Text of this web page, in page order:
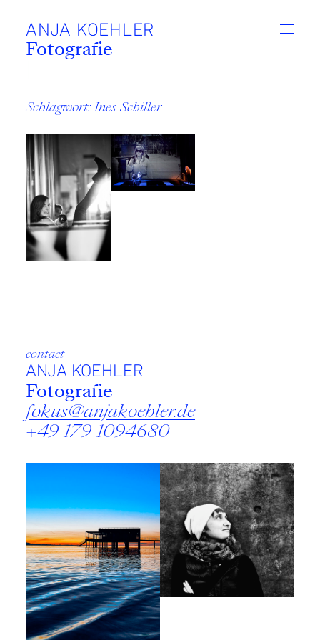
ANJA KOEHLER
Fotografie
Schlagwort:Ines Schiller
contact
ANJA KOEHLER
Fotografie
fokus@anjakoehler.de
+49 179 1094680